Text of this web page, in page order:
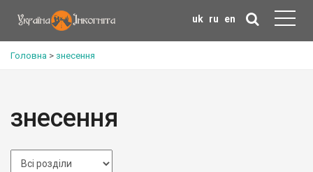
uk ru en
Головна > знесення
знесення